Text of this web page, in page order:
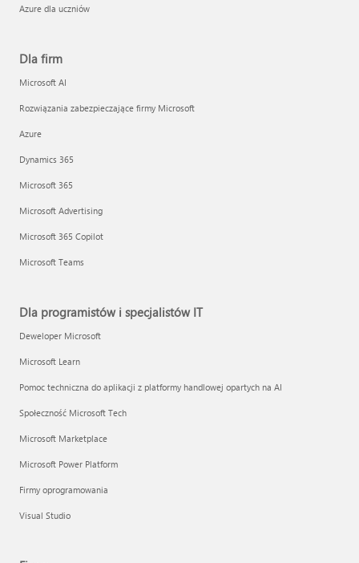
Azure dla uczniów
Dla firm
Microsoft AI
Rozwiązania zabezpieczające firmy Microsoft
Azure
Dynamics 365
Microsoft 365
Microsoft Advertising
Microsoft 365 Copilot
Microsoft Teams
Dla programistów i specjalistów IT
Deweloper Microsoft
Microsoft Learn
Pomoc techniczna do aplikacji z platformy handlowej opartych na AI
Społeczność Microsoft Tech
Microsoft Marketplace
Microsoft Power Platform
Firmy oprogramowania
Visual Studio